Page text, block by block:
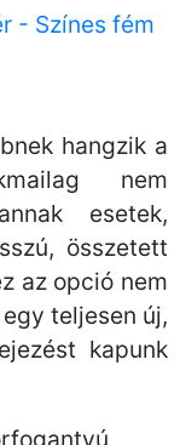
- Színes fém
hangzik a
nem
esetek,
összetett
az opció nem
teljesen új,
kapunk